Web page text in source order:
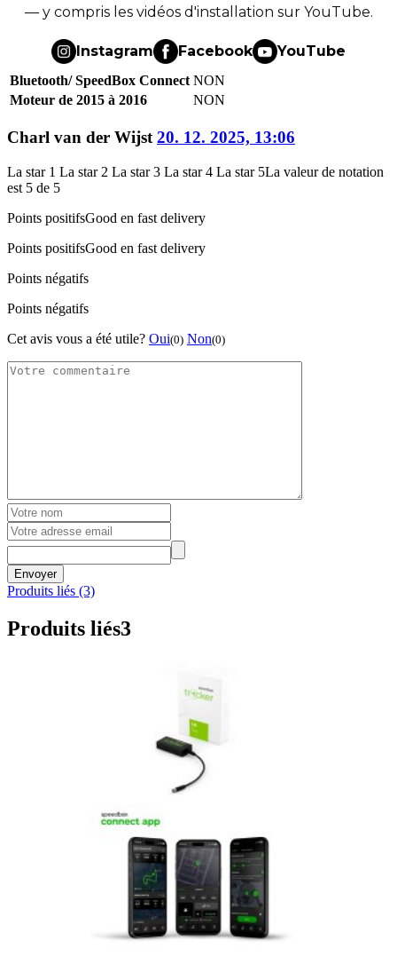
— y compris les vidéos d'installation sur YouTube.
Instagram Facebook YouTube
Bluetooth/ SpeedBox Connect NON
Moteur de 2015 à 2016
NON
Charl van der Wijst 20. 12. 2025, 13:06
La star 1 La star 2 La star 3 La star 4 La star 5La valeur de notation
est 5 de 5
Points positifsGood en fast delivery
Points positifsGood en fast delivery
Points négatifs
Points négatifs
Cet avis vous a été utile? Oui(0) Non(0)
Envoyer
Produits liés (3)
Produits liés3